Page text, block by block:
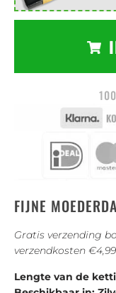
FIJNE
Gratis verzending
verzendkosten
Lengte van de